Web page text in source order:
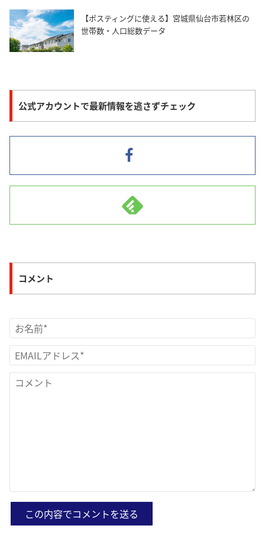
【ポスティングに使える】宮城県仙台市若林区の
世帯数・人口総数データ
公式アカウントで最新情報を逃さずチェック
コメント